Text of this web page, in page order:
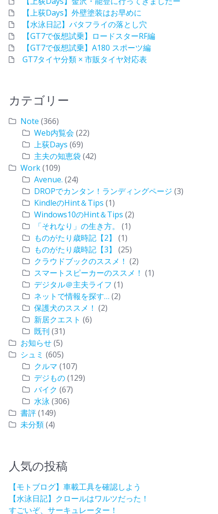
【上荻Days】外壁塗装はお早めに
【水泳日記】バタフライの落とし穴
【GT7で仮想試乗】ロードスターRF編
【GT7で仮想試乗】A180 スポーツ編
GT7タイヤ分類 × 市販タイヤ対応表
カテゴリー
Note (366)
Web内覧会 (22)
上荻Days (69)
主夫の知恵袋 (42)
Work(109)
Avenue. (24)
DROPでカンタン！ランディングページ (3)
KindleのHint＆Tips (1)
Windows10のHint＆Tips (2)
「それなり」の生き方。
(1)
ものがたり歳時記【2】
(1)
ものがたり歳時記【3】
(25)
クラウドブックのススメ！ (2)
スマートスピーカーのススメ！ (1)
デジタル＠主夫ライフ (1)
ネットで情報を探す… (2)
保護犬のススメ！ (2)
新居クエスト (6)
既刊 (31)
お知らせ(5)
シュミ (605)
クルマ (107)
デジもの(129)
バイク (67)
水泳(306)
書評(149)
未分類(4)
人気の投稿
【モトブログ】車載工具を確認しよう
【水泳日記】クロールはワルツだった！
すごいぞ、サーキュレーター！